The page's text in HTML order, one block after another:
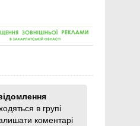
в групі
коментарі